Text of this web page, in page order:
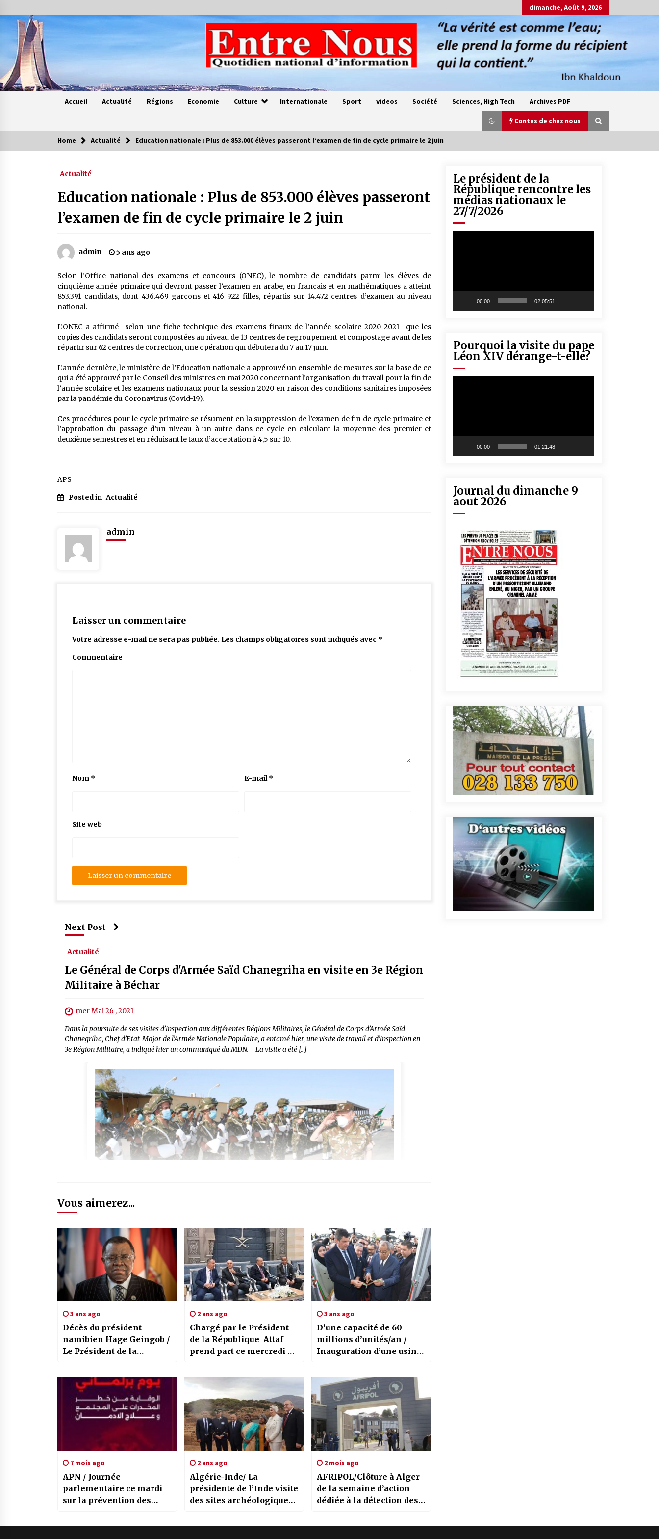
to
content
dimanche, Août 9, 2026
Accueil Actualité Régions Economie Culture Internationale Sport videos Société Sciences, High Tech Archives PDF
Contes de chez nous
Contes de chez nous
4 ans ago
Oum el Gaïla / L’ogresse du M’zab
4 ans ago
Mythes et croyances / L’hospitalité
Quand on va vite
5 ans ago
5 ans ago
du Sud algérien)
5 ans ago
5 ans ago 5 ans ago
Home Actualité Education nationale : Plus de 853.000 élèves passeront l’examen de fin de cycle primaire le 2 juin
Actualité
Education nationale : Plus de 853.000 élèves passeront
l’examen de fin de cycle primaire le 2 juin
admin 5 ans ago
Selon l’Office national des examens et concours (ONEC), le nombre de candidats parmi les élèves de
cinquième année primaire qui devront passer l’examen en arabe, en français et en mathématiques a atteint
853.391 candidats, dont 436.469 garçons et 416 922 filles, répartis sur 14.472 centres d’examen au niveau
national.
L’ONEC a affirmé -selon une fiche technique des examens finaux de l’année scolaire 2020-2021- que les
copies des candidats seront compostées au niveau de 13 centres de regroupement et compostage avant de les
répartir sur 62 centres de correction, une opération qui débutera du 7 au 17 juin.
L’année dernière, le ministère de l’Education nationale a approuvé un ensemble de mesures sur la base de ce
qui a été approuvé par le Conseil des ministres en mai 2020 concernant l’organisation du travail pour la fin de
l’année scolaire et les examens nationaux pour la session 2020 en raison des conditions sanitaires imposées
par la pandémie du Coronavirus (Covid-19).
Ces procédures pour le cycle primaire se résument en la suppression de l’examen de fin de cycle primaire et
l’approbation du passage d’un niveau à un autre dans ce cycle en calculant la moyenne des premier et
deuxième semestres et en réduisant le taux d’acceptation à 4,5 sur 10.
APS
Posted in Actualité
admin
Laisser un commentaire
Votre adresse e-mail ne sera pas publiée. Les champs obligatoires sont indiqués avec *
Commentaire
Nom * E-mail*
Site web
Next Post
Actualité
Le Général de Corps d'Armée Saïd Chanegriha en visite en 3e Région
Militaire à Béchar
mer Mai 26 , 2021
Dans la poursuite de ses visites d’inspection aux différentes Régions Militaires, le Général de Corps d’Armée Saïd
Chanegriha, Chef d’Etat-Major de l’Armée Nationale Populaire, a entamé hier, une visite de travail et d’inspection en
3e Région Militaire, a indiqué hier un communiqué du MDN. La visite a été […]
Vous aimerez...
3 ans ago
Décès du président
namibien Hage Geingob /
Le Président de la
condoléances
2 ans ago
Chargé par le Président
de la République Attaf
prend part ce mercredi à
extraordinaire de l’OCI
3 ans ago
D’une capacité de 60
millions d’unités/an /
Inauguration d’une usine
insuline “100 %
algérienne”
7 mois ago
APN / Journée
parlementaire ce mardi
sur la prévention des
de la toxicomanie
2 ans ago
Algérie-Inde/ La
présidente de l’Inde visite
des sites archéologiques
2 mois ago
AFRIPOL/Clôture à Alger
de la semaine d’action
dédiée à la détection des
voyage
Le président de la
République rencontre les
médias nationaux le
27/7/2026
00:00 02:05:51
Pourquoi la visite du pape
Léon XIV dérange-t-elle?
00:00 01:21:48
Journal du dimanche 9
aout 2026